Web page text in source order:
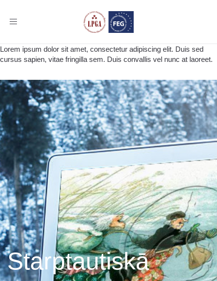
Toggle
Lorem ipsum dolor sit amet, consectetur adipiscing elit. Duis sed
cursus sapien, vitae fringilla sem. Duis convallis vel nunc at laoreet.
Starptautiskā